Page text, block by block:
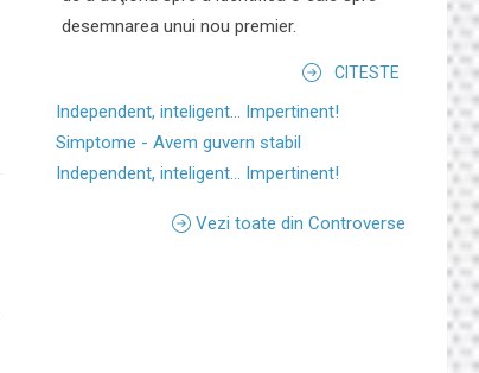
desemnarea unui nou premier.
CITESTE
Independent, inteligent... Impertinent!
Simptome - Avem guvern stabil
Independent, inteligent... Impertinent!
Vezi toate din Controverse